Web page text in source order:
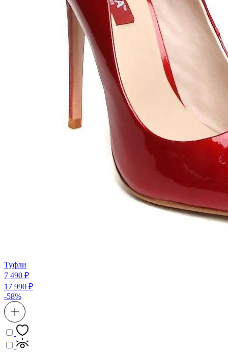
Туфли
7 490 ₽
17 990 ₽
-58%